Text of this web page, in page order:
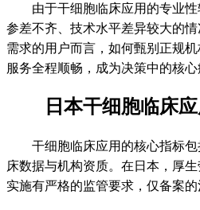
由于干细胞临床应用的专业
参差不齐、技术水平差异较大的
需求的用户而言，如何甄别正规
服务全程顺畅，成为决策中的核心
日本干细胞临床
干细胞临床应用的核心指标
床数据与机构资质。在日本，厚
实施有严格的监管要求，仅备案的